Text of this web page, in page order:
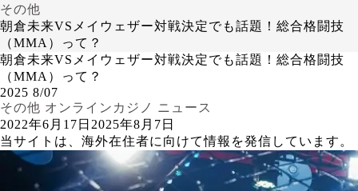
その他
朝倉未来VSメイウェザー対戦決定でも話題！総合格闘技
（MMA）って？
朝倉未来VSメイウェザー対戦決定でも話題！総合格闘技
（MMA）って？
2025 8/07
その他 オンラインカジノ ニュース
2022年6月17日 2025年8月7日
当サイトは、海外在住者に向けて情報を発信しています。